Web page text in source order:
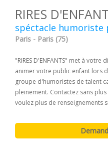
RIRES
spéctacle humoriste
Paris - Paris (75)
"RIRES D'ENFANTS" met à
animer votre public enfant lors
groupe d'humoristes de talent
pleinement. Contactez sans plus
voulez plus de renseignements